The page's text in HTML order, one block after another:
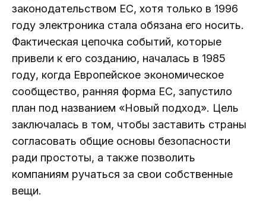
законодательством ЕС, хотя только в 1996
году электроника стала обязана его носить.
Фактическая цепочка событий, которые
привели к его созданию, началась в 1985
году, когда Европейское экономическое
сообщество, ранняя форма ЕС, запустило
план под названием «Новый подход». Цель
заключалась в том, чтобы заставить страны
согласовать общие основы безопасности
ради простоты, а также позволить
компаниям ручаться за свои собственные
вещи.